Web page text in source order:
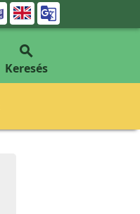


Keresés